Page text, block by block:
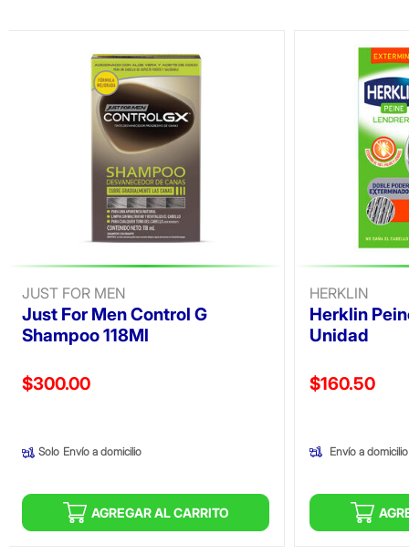
JUST FOR MEN
Just For Men Control G
Shampoo 118Ml
Precio reducido de
$300.00
Solo Envío a domicilio
AGREGAR AL CARRITO
HERKLIN
Herklin
Unidad
Precio
$160.50
Envío a domicilio